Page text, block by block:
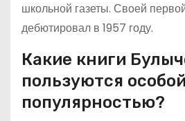
школьной газеты. Своей
дебютировал в 1957 году.
Какие книги
пользуются особой
популярностью?